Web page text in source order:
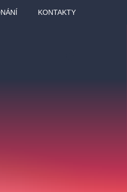
KONTAKTY